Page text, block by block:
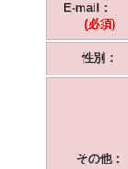
E-mail：
(必須)
性別：
その他：